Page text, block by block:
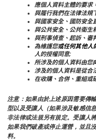
應個人資料主體的要求
與履行我們在法律法規
與國家安全、國防安全
與公共安全、公共衛生
與刑事偵查、起訴、審
為維護您或任何其他人
人的授權同意;
所涉及的個人資料由您
涉及的個人資料是從合
在收購、合併、重組或
注意：如果由於上述原因需要傳
型以及受讓人（如果涉及敏感信
非法律或法規另有規定。受讓人
如果我們破產或停止運營，並且
料。